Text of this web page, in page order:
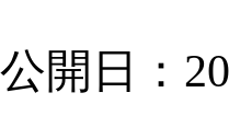
開日：